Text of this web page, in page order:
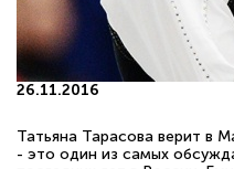
26.11.2016
Татьяна Тарасова верит в
- это один из самых